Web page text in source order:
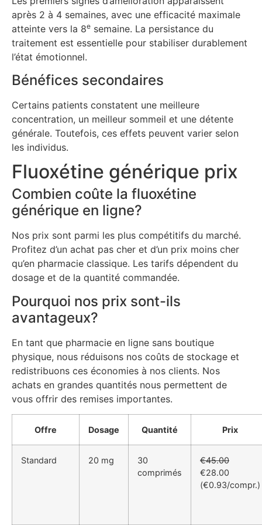
après 2 à 4 semaines, avec une efficacité maximale
atteinte vers la 8e semaine. La persistance du
traitement est essentielle pour stabiliser durablement
l’état émotionnel.
Bénéfices secondaires
Certains patients constatent une meilleure
concentration, un meilleur sommeil et une détente
générale. Toutefois, ces effets peuvent varier selon
les individus.
Fluoxétine générique prix
Combien coûte la fluoxétine
générique en ligne?
Nos prix sont parmi les plus compétitifs du marché.
Profitez d’un achat pas cher et d’un prix moins cher
qu’en pharmacie classique. Les tarifs dépendent du
dosage et de la quantité commandée.
Pourquoi nos prix sont-ils
avantageux?
En tant que pharmacie en ligne sans boutique
physique, nous réduisons nos coûts de stockage et
redistribuons ces économies à nos clients. Nos
achats en grandes quantités nous permettent de
vous offrir des remises importantes.
Offre Dosage Quantité Prix
Standard 20 mg
30
comprimés
€45.00
€28.00
(€0.93/compr.)